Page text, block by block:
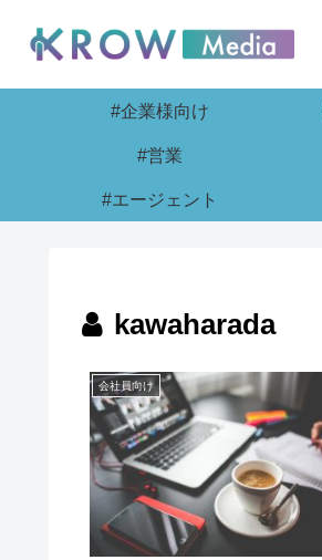
#企業様向け
#営業
#エージェント
kawaharada
会社員向け